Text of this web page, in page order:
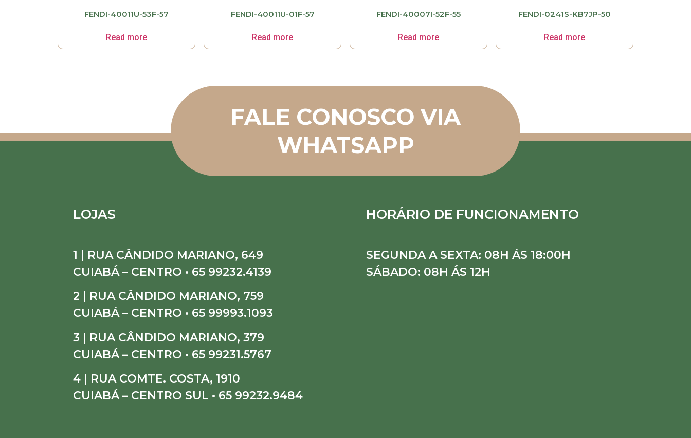
FENDI-40011U-53F-57
Read more
FENDI-40011U-01F-57
Read more
FENDI-40007I-52F-55
Read more
FENDI-0241S-KB7JP-50
Read more
FALE CONOSCO VIA
WHATSAPP
LOJAS
1 | RUA CÂNDIDO MARIANO, 649
CUIABÁ – CENTRO • 65 99232.4139
2 | RUA CÂNDIDO MARIANO, 759
CUIABÁ – CENTRO • 65 99993.1093
3 | RUA CÂNDIDO MARIANO, 379
CUIABÁ – CENTRO • 65 99231.5767
4 | RUA COMTE. COSTA, 1910
CUIABÁ – CENTRO SUL • 65 99232.9484
HORÁRIO DE FUNCIONAMENTO
SEGUNDA A SEXTA: 08H ÁS 18:00H
SÁBADO: 08H ÁS 12H